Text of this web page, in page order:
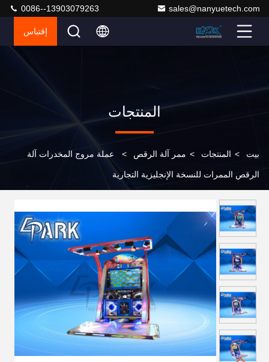
sales@nanyuetech.com
0086--13903079263
إقتباس
المنتجات
بيت > المنتجات > ممر آلة الرقص > عملة مروج المخدرات آلة
الرقص الممرات للنسخة الإنجليزية التجارية